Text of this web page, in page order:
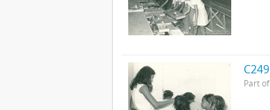
Part